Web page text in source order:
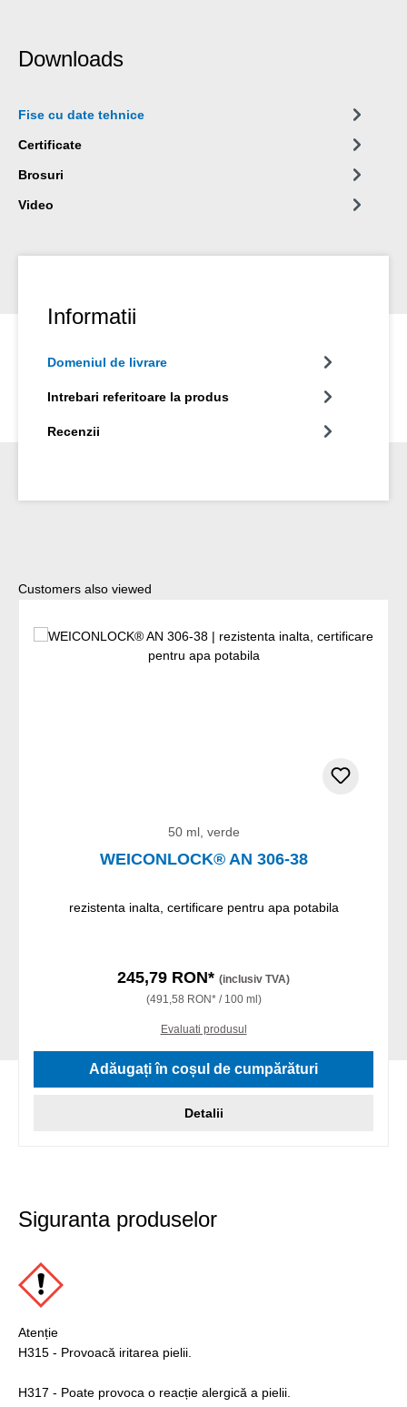
Downloads
Fise cu date tehnice
Certificate
Brosuri
Video
Informatii
Domeniul de livrare
Intrebari referitoare la produs
Recenzii
Sari peste galeria de produse
Customers also viewed
50 ml, verde
WEICONLOCK® AN 306-38
rezistenta inalta, certificare pentru apa potabila
245,79 RON* (inclusiv TVA)
(491,58 RON* / 100 ml)
Evaluati produsul
Adăugați în coșul de cumpărături
Detalii
Siguranta produselor
Atenție
H315 - Provoacă iritarea pielii.
H317 - Poate provoca o reacție alergică a pielii.